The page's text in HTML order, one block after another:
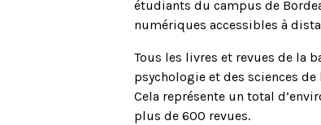
étudiants du campus de
numériques accessibles à
Tous les livres et revues de la
psychologie et des sciences
Cela représente un total
plus de 600 revues.